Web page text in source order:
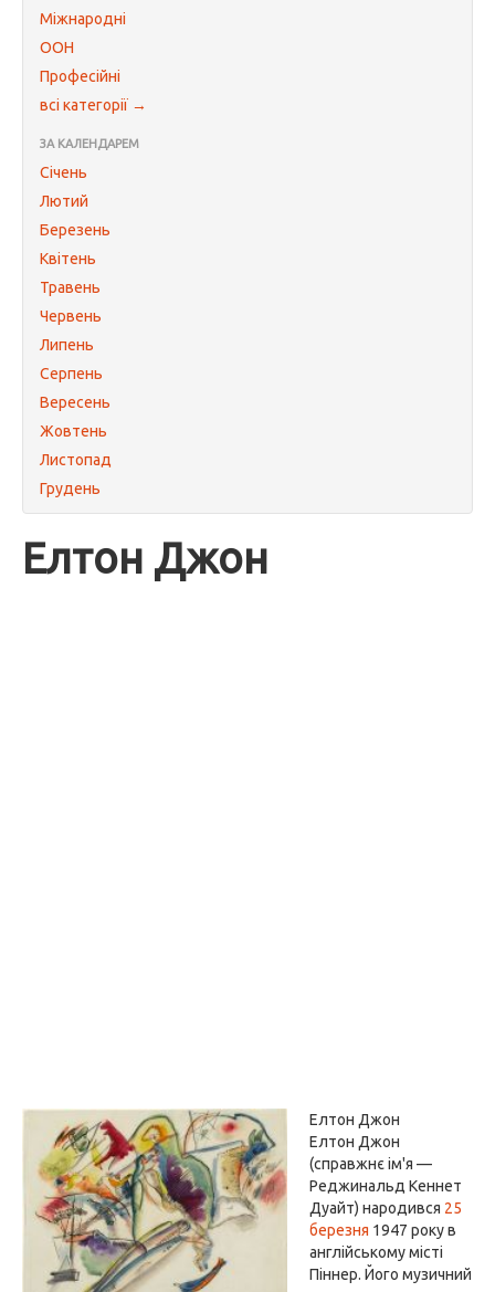
Міжнародні
ООН
Професійні
всі категорії →
ЗА КАЛЕНДАРЕМ
Січень
Лютий
Березень
Квітень
Травень
Червень
Липень
Серпень
Вересень
Жовтень
Листопад
Грудень
Елтон Джон
Елтон Джон
Елтон Джон
(справжнє ім'я —
Реджинальд Кеннет
Дуайт) народився 25
березня 1947 року в
англійському місті
Піннер. Його музичний